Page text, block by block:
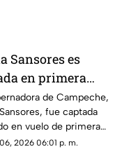
Sansores es
en primera
rumbo a España
la directora del
de Campeche,
fue captada
en vuelo de primera
destino a España en
2026 06:01 p. m.